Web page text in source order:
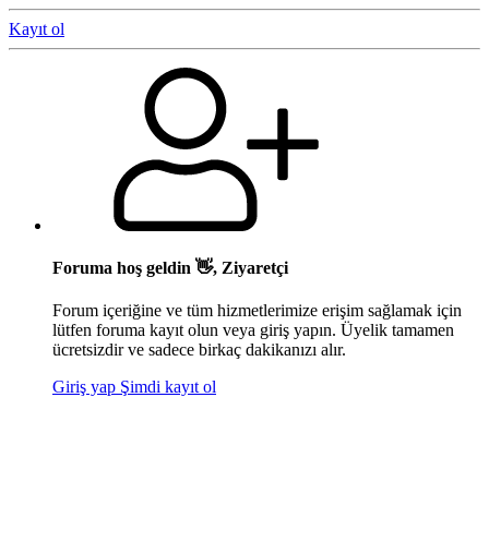
Kayıt ol
Foruma hoş geldin 👋, Ziyaretçi
Forum içeriğine ve tüm hizmetlerimize erişim sağlamak için
lütfen foruma kayıt olun veya giriş yapın. Üyelik tamamen
ücretsizdir ve sadece birkaç dakikanızı alır.
Giriş yap Şimdi kayıt ol